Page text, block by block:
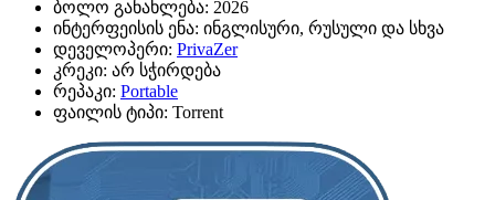
ბოლო განახლება: 2026
ინტერფეისის ენა: ინგლისური, რუსული და სხვა
დეველოპერი: PrivaZer
კრეკი: არ სჭირდება
რეპაკი: Portable
ფაილის ტიპი: Torrent